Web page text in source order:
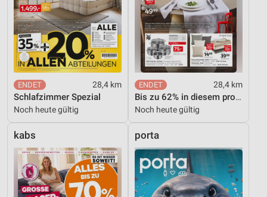
28,4 km
Schlafzimmer Spezial
Noch heute gültig
28,4 km
Bis zu 62% in diesem prospekt
Noch heute gültig
kabs porta